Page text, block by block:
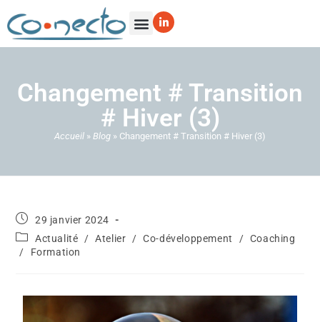
Changement # Transition
# Hiver (3)
Accueil » Blog » Changement # Transition # Hiver (3)
29 janvier 2024
Actualité
/ Atelier / Co-développement / Coaching
/
Formation